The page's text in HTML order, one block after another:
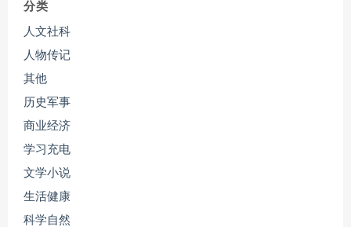
分类
人文社科
人物传记
其他
历史军事
商业经济
学习充电
文学小说
生活健康
科学自然